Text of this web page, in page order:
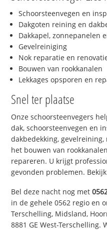
Schoorsteenvegen en
Dakgoten reining en
Dakkapel, zonnepanelen
Gevelreiniging
Nok reparatie en
Bouwen van rookkanalen
Lekkages opsporen en
Snel ter plaatse
Onze schoorsteenvegers
dak, schoorsteenvegen en
dakbedekking,
het bouwen van
repareren. U krijgt
gevonden problemen.
Bel deze nacht nog met
in de gehele 0562 regio en
Terschelling, Midsland,
8881 GE West-Terschelling.